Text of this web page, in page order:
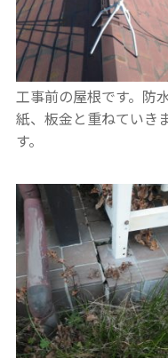
工事前の屋根です。防
紙、板金と重ねていき
す。